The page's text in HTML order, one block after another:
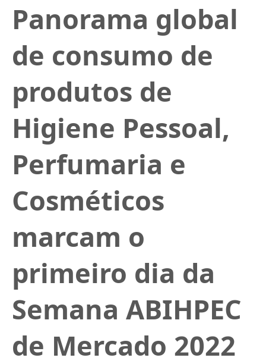
Panorama global
de consumo de
produtos de
Higiene Pessoal,
Perfumaria e
Cosméticos
marcam o
primeiro dia da
Semana ABIHPEC
de Mercado 2022